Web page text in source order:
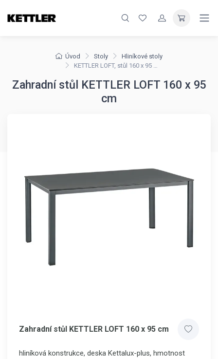
Úvod Stoly
Hliníkové stoly
KETTLER LOFT, stůl 160 x 95 cm
Zahradní stůl KETTLER LOFT 160 x 95
cm
Zahradní stůl KETTLER LOFT 160 x 95 cm
hliníková konstrukce, deska Kettalux-plus, hmotnost